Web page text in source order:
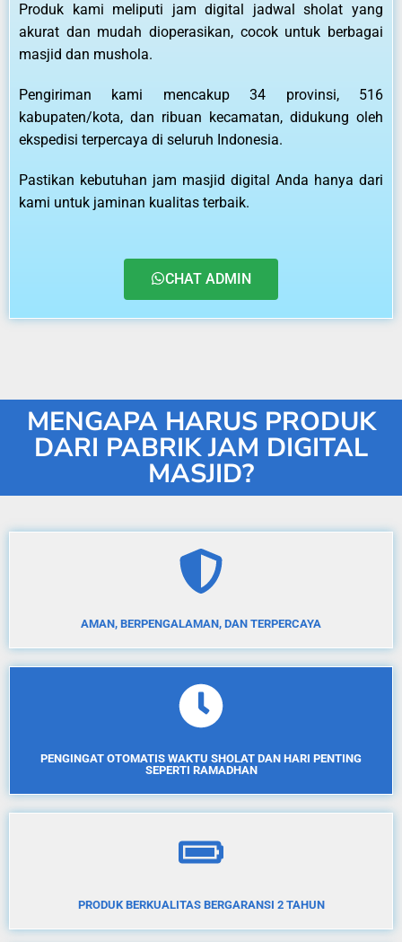
Produk kami meliputi jam digital jadwal sholat yang
akurat dan mudah dioperasikan, cocok untuk berbagai
masjid dan mushola.
Pengiriman kami mencakup 34 provinsi, 516
kabupaten/kota, dan ribuan kecamatan, didukung oleh
ekspedisi terpercaya di seluruh Indonesia.
Pastikan kebutuhan jam masjid digital Anda hanya dari
kami untuk jaminan kualitas terbaik.
CHAT ADMIN
MENGAPA HARUS PRODUK
DARI PABRIK JAM DIGITAL
MASJID?
AMAN, BERPENGALAMAN, DAN TERPERCAYA
PENGINGAT OTOMATIS WAKTU SHOLAT DAN HARI PENTING
SEPERTI RAMADHAN
PRODUK BERKUALITAS BERGARANSI 2 TAHUN